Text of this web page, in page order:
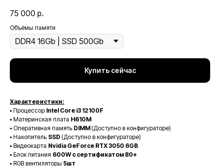
75 000 р.
Объёмы памяти
Купить сейчас
Характеристики:
▪️ Процессор Intel Core i3 12100F
▪️ Материнская плата H610M
▪️ Оперативная память DIMM (Доступно в конфигураторе)
▪️ Накопитель SSD (Доступно в конфигураторе)
▪️ Видеокарта Nvidia GeForce RTX 3050 6GB
▪️ Блок питания 600W с сертификатом 80+
▪️ RGB вентиляторы 5шт